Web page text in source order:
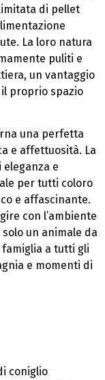
di pellet
La loro natura
puliti e
un vantaggio
proprio spazio
una perfetta
e affettuosità. La
e
per tutti coloro
e affascinante.
con l’ambiente
un animale da
a tutti gli
e momenti di
coniglio